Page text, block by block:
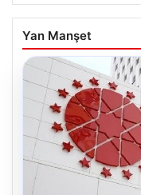
Yan Manşet